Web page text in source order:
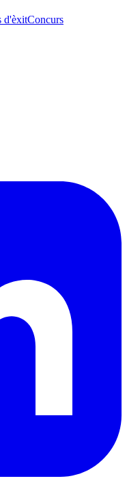
d'èxitConcurs